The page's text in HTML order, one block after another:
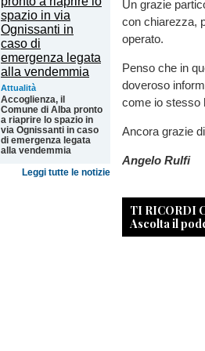
Attualità
Accoglienza, il
Comune di Alba pronto
a riaprire lo spazio in
via Ognissanti in caso
di emergenza legata
alla vendemmia
Leggi tutte le notizie
Un grazie
con chiarezza,
operato.
Penso che in
doveroso
come io stesso
Ancora grazie
Angelo Rulfi
TI RICORDI
Ascolta il